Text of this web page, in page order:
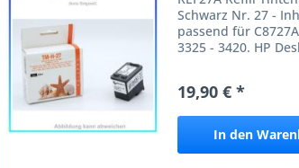
Schwarz Nr. 27 -
passend für
3325 - 3420. HP
D1338 - D1341 -
D2320 - D2330...
19,90 € *
In den